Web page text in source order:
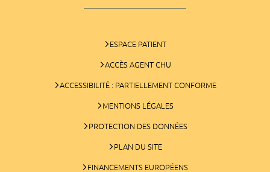
ESPACE PATIENT
ACCÈS AGENT CHU
ACCESSIBILITÉ : PARTIELLEMENT CONFORME
MENTIONS LÉGALES
PROTECTION DES DONNÉES
PLAN DU SITE
FINANCEMENTS EUROPÉENS